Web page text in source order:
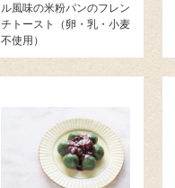
ル風味の米粉パンのフレン
チトースト（卵・乳・小麦
不使用）